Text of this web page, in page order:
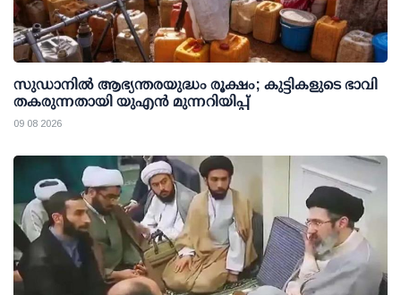
സുഡാനിൽ ആഭ്യന്തരയുദ്ധം രൂക്ഷം; കുട്ടികളുടെ ഭാവി
തകരുന്നതായി യുഎൻ മുന്നറിയിപ്പ്
09 08 2026